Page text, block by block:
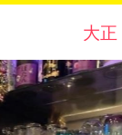
大正